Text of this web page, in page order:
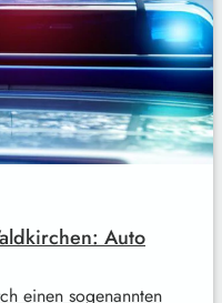
Auto
einen sogenannten